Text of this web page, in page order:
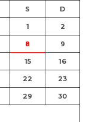
S D
1 2
8 9
15 16
22 23
29 30